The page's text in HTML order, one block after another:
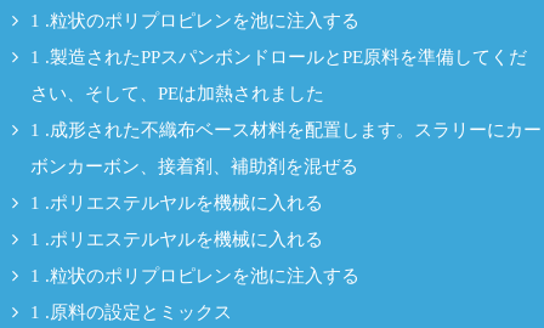
1 .粒状のポリプロピレンを池に注入する
1 .製造されたPPスパンボンドロールとPE原料を準備してくだ
さい、そして、PEは加熱されました
1 .成形された不織布ベース材料を配置します。スラリーにカー
ボンカーボン、接着剤、補助剤を混ぜる
1 .ポリエステルヤルを機械に入れる
1 .ポリエステルヤルを機械に入れる
1 .粒状のポリプロピレンを池に注入する
1 .原料の設定とミックス